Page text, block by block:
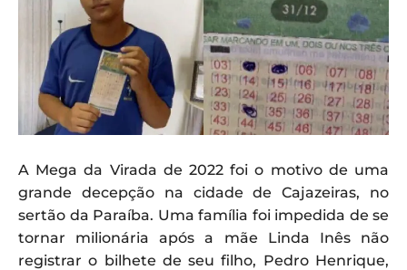
A Mega da Virada de 2022 foi o motivo de uma
grande decepção na cidade de Cajazeiras, no
sertão da Paraíba. Uma família foi impedida de se
tornar milionária após a mãe Linda Inês não
registrar o bilhete de seu filho, Pedro Henrique,